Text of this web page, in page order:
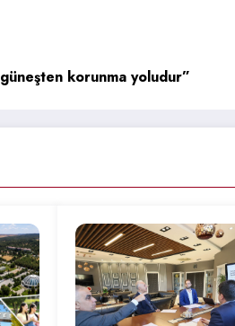
korunma yoludur”